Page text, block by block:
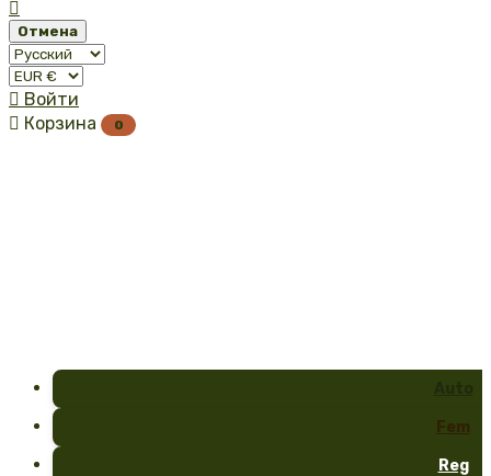

Отмена
 Войти
 Корзина 0
Fem
Reg